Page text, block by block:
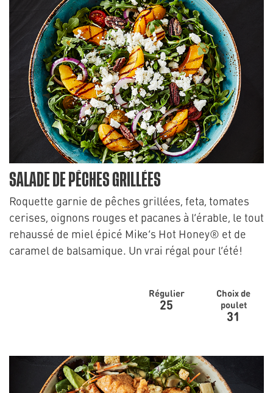
SALADE DE PÊCHES GRILLÉES
Roquette garnie de pêches grillées, feta, tomates
cerises, oignons rouges et pacanes à l’érable, le tout
rehaussé de miel épicé Mike’s Hot Honey® et de
caramel de balsamique. Un vrai régal pour l’été!
Régulier
25
Choix de
poulet
31